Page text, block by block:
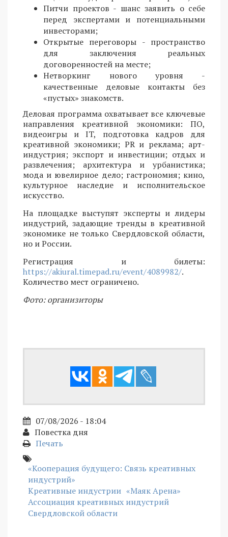
Питчи проектов - шанс заявить о себе
перед экспертами и потенциальными
инвесторами;
Открытые переговоры - пространство
для заключения реальных
договоренностей на месте;
Нетворкинг нового уровня -
качественные деловые контакты без
«пустых» знакомств.
Деловая программа охватывает все ключевые
направления креативной экономики: ПО,
видеоигры и IT, подготовка кадров для
креативной экономики; PR и реклама; арт-
индустрия; экспорт и инвестиции; отдых и
развлечения; архитектура и урбанистика;
мода и ювелирное дело; гастрономия; кино,
культурное наследие и исполнительское
искусство.
На площадке выступят эксперты и лидеры
индустрий, задающие тренды в креативной
экономике не только Свердловской области,
но и России.
Регистрация и билеты:
https://akiural.timepad.ru/event/4089982/.
Количество мест ограничено.
Фото: организиторы
07/08/2026 - 18:04
Повестка дня
Печать
«Кооперация будущего: Связь креативных
индустрий»
Креативные индустрии «Маяк Арена»
Ассоциация креативных индустрий
Свердловской области